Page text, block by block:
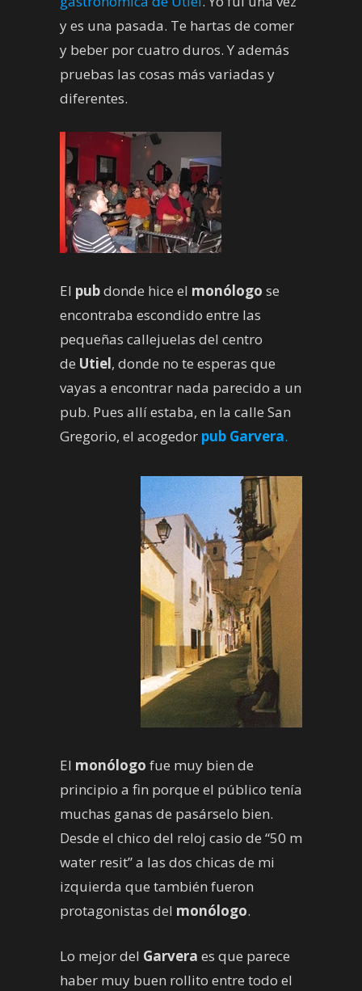
y es una pasada. Te hartas de comer
y beber por cuatro duros. Y además
pruebas las cosas más variadas y
diferentes.
El pubdonde hice el monólogo se
encontraba escondido entre las
pequeñas callejuelas del centro
de Utiel, donde no te esperas que
vayas a encontrar nada parecido a un
pub. Pues allí estaba, en la calle San
Gregorio, el acogedor pub Garvera.
El monólogo fue muy bien de
principio a fin porque el público tenía
muchas ganas de pasárselo bien.
Desde el chico del reloj casio de “50 m
water resit” a las dos chicas de mi
izquierda que también fueron
protagonistas del monólogo.
Lo mejor del Garvera es que parece
haber muy buen rollito entre todo el